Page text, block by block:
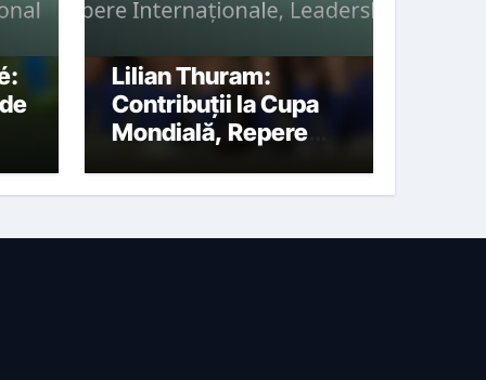
Lilian Thuram:
Contribuții la Cupa
Mondială, Repere
Leadership